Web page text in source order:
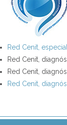
Red Cenit,
Red Cenit,
Red Cenit,
Red Cenit,